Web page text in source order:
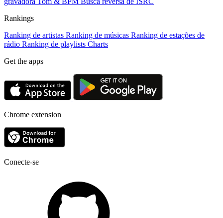
Rankings
Ranking de artistas Ranking de músicas Ranking de estações de
rádio Ranking de playlists Charts
Get the apps
Chrome extension
Conecte-se